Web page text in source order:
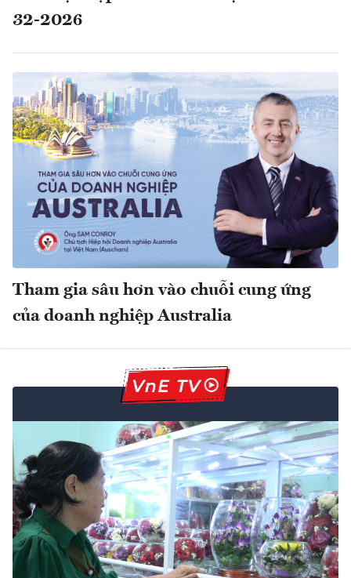
32-2026
Tham gia sâu hơn vào chuỗi cung ứng
của doanh nghiệp Australia